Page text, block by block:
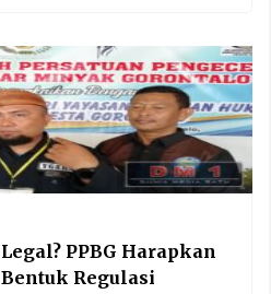
PPBG Harapkan
Regulasi